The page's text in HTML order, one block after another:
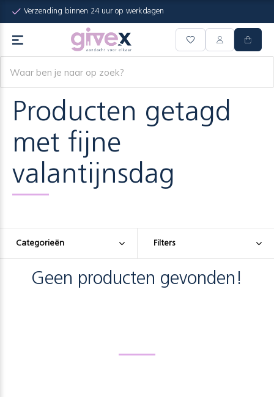
Verzending binnen 24 uur op werkdagen
Producten getagd
met fijne
valantijnsdag
Categorieën Filters
Geen producten gevonden!